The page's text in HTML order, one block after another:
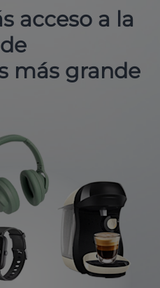
acceso a la
más grande